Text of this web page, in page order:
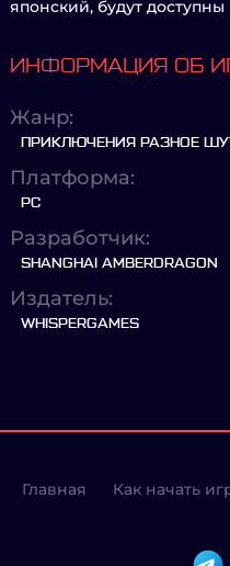
японский, будут
ИНФОРМАЦИЯ ОБ
Жанр:
ПРИКЛЮЧЕНИЯ РАЗНОЕ
Платформа:
PC
Разработчик:
SHANGHAI AMBERDRAGON
Издатель:
WHISPERGAMES
Главная Как начать